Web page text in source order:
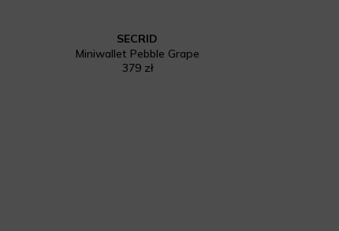
SECRID
Miniwallet Pebble Grape
379 zł